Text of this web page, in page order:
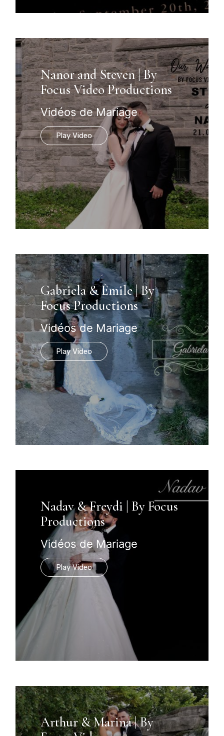
Nanor and Steven | By
Focus Video Productions
Vidéos de Mariage
Play Video
Gabriela & Èmile | By
Focus Productions
Vidéos de Mariage
Play Video
Nadav & Freydi | By Focus
Productions
Vidéos de Mariage
Play Video
Arthur & Marina | By